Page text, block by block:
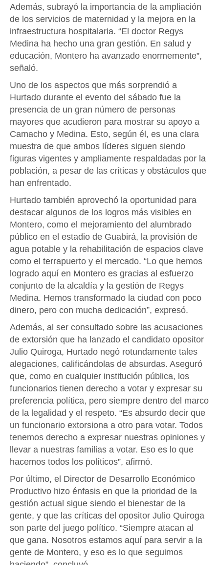
Además, subrayó la importancia de la ampliación
de los servicios de maternidad y la mejora en la
infraestructura hospitalaria. “El doctor Regys
Medina ha hecho una gran gestión. En salud y
educación, Montero ha avanzado enormemente”,
señaló.
Uno de los aspectos que más sorprendió a
Hurtado durante el evento del sábado fue la
presencia de un gran número de personas
mayores que acudieron para mostrar su apoyo a
Camacho y Medina. Esto, según él, es una clara
muestra de que ambos líderes siguen siendo
figuras vigentes y ampliamente respaldadas por la
población, a pesar de las críticas y obstáculos que
han enfrentado.
Hurtado también aprovechó la oportunidad para
destacar algunos de los logros más visibles en
Montero, como el mejoramiento del alumbrado
público en el estadio de Guabirá, la provisión de
agua potable y la rehabilitación de espacios clave
como el terrapuerto y el mercado. “Lo que hemos
logrado aquí en Montero es gracias al esfuerzo
conjunto de la alcaldía y la gestión de Regys
Medina. Hemos transformado la ciudad con poco
dinero, pero con mucha dedicación”, expresó.
Además, al ser consultado sobre las acusaciones
de extorsión que ha lanzado el candidato opositor
Julio Quiroga, Hurtado negó rotundamente tales
alegaciones, calificándolas de absurdas. Aseguró
que, como en cualquier institución pública, los
funcionarios tienen derecho a votar y expresar su
preferencia política, pero siempre dentro del marco
de la legalidad y el respeto. “Es absurdo decir que
un funcionario extorsiona a otro para votar. Todos
tenemos derecho a expresar nuestras opiniones y
llevar a nuestras familias a votar. Eso es lo que
hacemos todos los políticos”, afirmó.
Por último, el Director de Desarrollo Económico
Productivo hizo énfasis en que la prioridad de la
gestión actual sigue siendo el bienestar de la
gente, y que las críticas del opositor Julio Quiroga
son parte del juego político. “Siempre atacan al
que gana. Nosotros estamos aquí para servir a la
gente de Montero, y eso es lo que seguimos